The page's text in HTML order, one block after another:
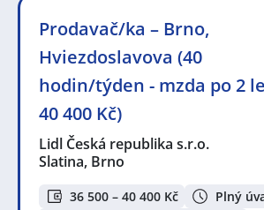
Prodavač/ka – Brno,
Hviezdoslavova (40
hodin/týden - mzda po 2
40 400 Kč)
Lidl Česká republika s.r.o.
Slatina, Brno
36 500 – 40 400 Kč
Plný